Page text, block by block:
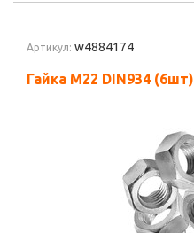
Артикул: w4884174
Гайка М22 DIN934 (6шт)